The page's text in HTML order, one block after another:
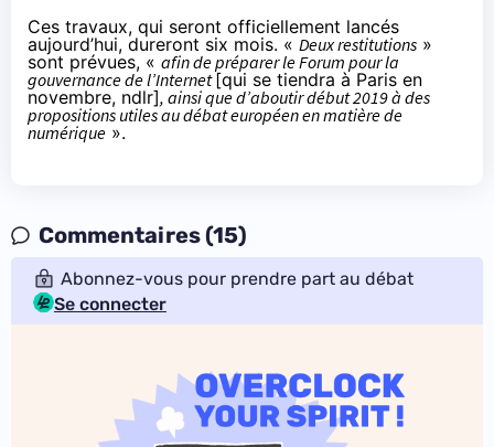
Ces travaux, qui seront officiellement lancés
aujourd’hui, dureront six mois. « Deux restitutions »
sont prévues, « afin de préparer le Forum pour la
gouvernance de l’Internet[qui se tiendra à Paris en
novembre, ndlr], ainsi que d’aboutir début 2019 à des
propositions utiles au débat européen en matière de
numérique ».
Commentaires (15)
Abonnez-vous pour prendre part au débat
Se connecter